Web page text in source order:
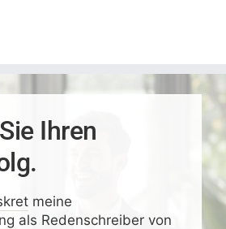
Ihren
meine
als Redenschreiber von